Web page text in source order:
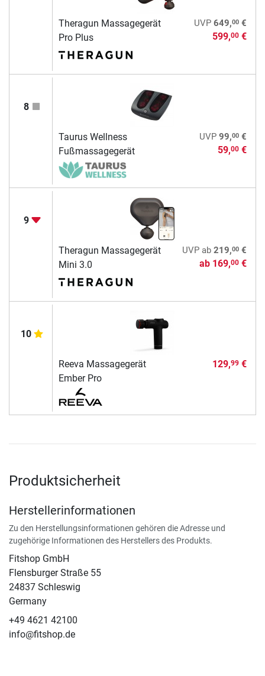
Theragun Massagegerät
Pro Plus
UVP 649,00€
599,00€
8
Taurus Wellness
Fußmassagegerät
UVP 99,00€
59,00€
9
Theragun Massagegerät
Mini 3.0
UVPab 219,00€
ab 169,00€
10
Reeva Massagegerät
Ember Pro
129,99€
Produktsicherheit
Herstellerinformationen
Zu den Herstellungsinformationen gehören die Adresse und
zugehörige Informationen des Herstellers des Produkts.
Fitshop GmbH
Flensburger Straße 55
24837 Schleswig
Germany
+49 4621 42100
info@fitshop.de